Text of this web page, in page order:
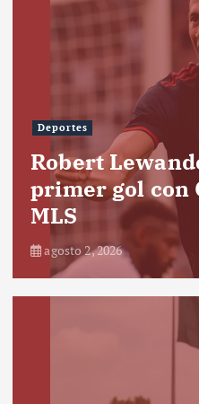
Deportes
Robert
primer gol con
MLS
agosto 2, 2026